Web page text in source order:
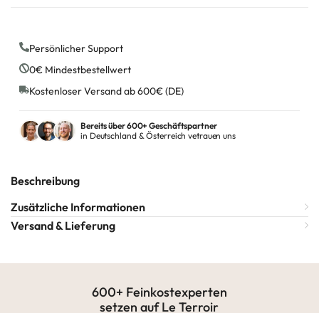
Persönlicher Support
0€ Mindestbestellwert
Kostenloser Versand ab 600€ (DE)
Bereits über 600+ Geschäftspartner
in Deutschland & Österreich vetrauen uns
Beschreibung
Zusätzliche Informationen
Versand & Lieferung
600+ Feinkostexperten
setzen auf Le Terroir